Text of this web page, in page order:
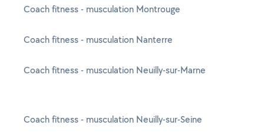
Coach fitness - musculation Montrouge
Coach fitness - musculation Nanterre
Coach fitness - musculation Neuilly-sur-Marne
Coach fitness - musculation Neuilly-sur-Seine